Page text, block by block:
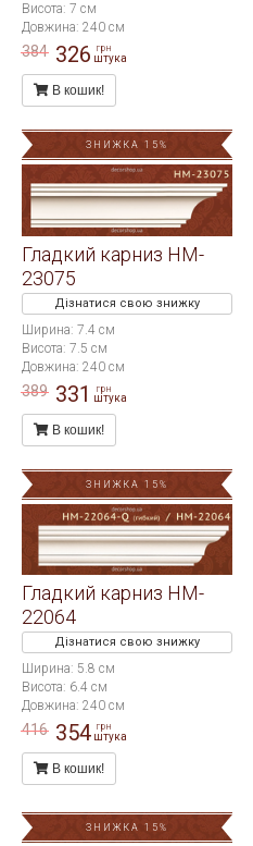
Висота: 7 см
Довжина: 240 см
384 326 грн
штука
В кошик!
ЗНИЖКА 15%
Гладкий карниз HM-
23075
Дізнатися свою знижку
Ширина: 7.4 см
Висота: 7.5 см
Довжина: 240 см
389 331 грн
штука
В кошик!
ЗНИЖКА 15%
Гладкий карниз HM-
22064
Дізнатися свою знижку
Ширина: 5.8 см
Висота: 6.4 см
Довжина: 240 см
416 354 грн
штука
В кошик!
ЗНИЖКА 15%